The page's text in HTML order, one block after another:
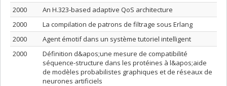
2000
An H.323-based adaptive QoS architecture
2000
La compilation de patrons de filtrage sous Erlang
2000
Agent émotif dans un système tutoriel intelligent
2000
Définition d&apos;une mesure de compatibilité
séquence-structure dans les protéines à l&apos;aide
de modèles probabilistes graphiques et de réseaux de
neurones artificiels